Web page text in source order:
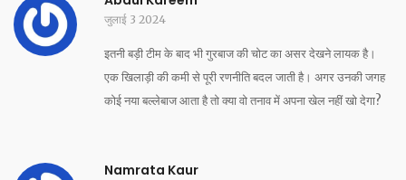
जुलाई 3 2024
इतनी बड़ी टीम के बाद भी गुरबाज की चोट का असर देखने लायक है।
एक खिलाड़ी की कमी से पूरी रणनीति बदल जाती है। अगर उनकी जगह
कोई नया बल्लेबाज आता है तो क्या वो तनाव में अपना खेल नहीं खो देगा?
Namrata Kaur